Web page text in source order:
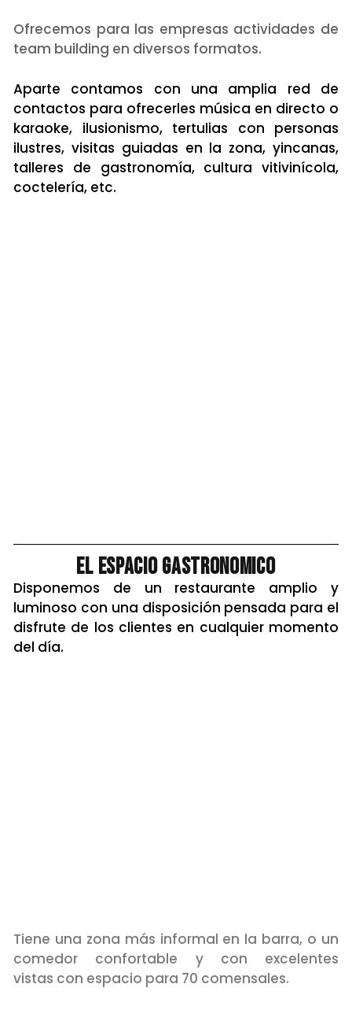
Ofrecemos para las empresas actividades de
team building en diversos formatos.
Aparte contamos con una amplia red de
contactos para ofrecerles música en directo o
karaoke, ilusionismo, tertulias con personas
ilustres, visitas guiadas en la zona, yincanas,
talleres de gastronomía, cultura vitivinícola,
coctelería, etc.
El Espacio gastronomico
Disponemos de un restaurante amplio y
luminoso con una disposición pensada para el
disfrute de los clientes en cualquier momento
del día.
Tiene una zona más informal en la barra, o un
comedor confortable y con excelentes
vistas con espacio para 70 comensales.